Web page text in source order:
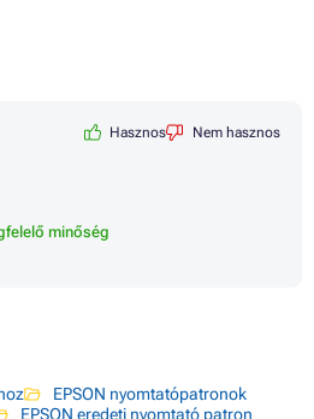
Hasznos Nem hasznos
minőség
EPSON nyomtatópatronok
EPSON eredeti nyomtató patron